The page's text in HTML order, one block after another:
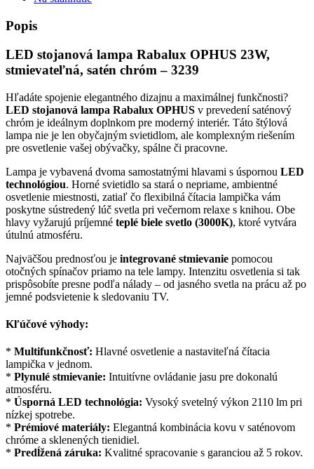
Popis
LED stojanová lampa Rabalux OPHUS 23W,
stmievateľná, satén chróm – 3239
Hľadáte spojenie elegantného dizajnu a maximálnej funkčnosti?
LED stojanová lampa Rabalux OPHUS v prevedení saténový
chróm je ideálnym doplnkom pre moderný interiér. Táto štýlová
lampa nie je len obyčajným svietidlom, ale komplexným riešením
pre osvetlenie vašej obývačky, spálne či pracovne.
Lampa je vybavená dvoma samostatnými hlavami s úspornou LED
technológiou. Horné svietidlo sa stará o nepriame, ambientné
osvetlenie miestnosti, zatiaľ čo flexibilná čítacia lampička vám
poskytne sústredený lúč svetla pri večernom relaxe s knihou. Obe
hlavy vyžarujú príjemné teplé biele svetlo (3000K), ktoré vytvára
útulnú atmosféru.
Najväčšou prednosťou je integrované stmievanie pomocou
otočných spínačov priamo na tele lampy. Intenzitu osvetlenia si tak
prispôsobíte presne podľa nálady – od jasného svetla na prácu až po
jemné podsvietenie k sledovaniu TV.
Kľúčové výhody:
* Multifunkčnosť: Hlavné osvetlenie a nastaviteľná čítacia
lampička v jednom.
* Plynulé stmievanie: Intuitívne ovládanie jasu pre dokonalú
atmosféru.
* Úsporná LED technológia: Vysoký svetelný výkon 2110 lm pri
nízkej spotrebe.
* Prémiové materiály: Elegantná kombinácia kovu v saténovom
chróme a sklenených tienidiel.
* Predĺžená záruka: Kvalitné spracovanie s garanciou až 5 rokov.